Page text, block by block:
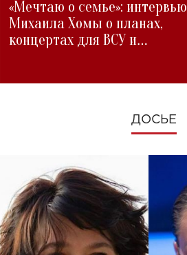
«Мечтаю о семье»: интервью
Михаила Хомы о планах,
концертах для ВСУ и
ДОСЬЕ